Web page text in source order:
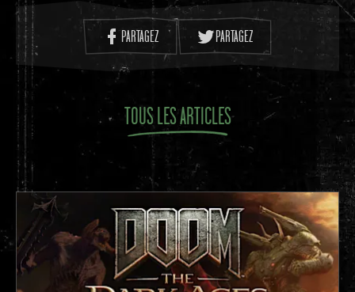
PARTAGEZ PARTAGEZ
TOUS LES ARTICLES